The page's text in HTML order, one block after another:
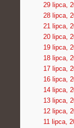
29 lipca,
28 lipca,
21 lipca,
20 lipca,
19 lipca,
18 lipca,
17 lipca,
16 lipca,
14 lipca,
13 lipca,
12 lipca,
11 lipca,